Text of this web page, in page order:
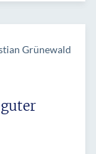
Grünewald